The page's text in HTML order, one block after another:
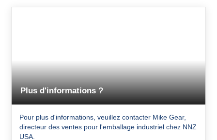
Plus d'informations ?
Pour plus d'informations, veuillez contacter Mike Gear,
directeur des ventes pour l'emballage industriel chez NNZ
USA.